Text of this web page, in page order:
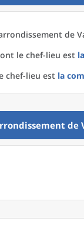
de
le chef-lieu est
chef-lieu est la
de